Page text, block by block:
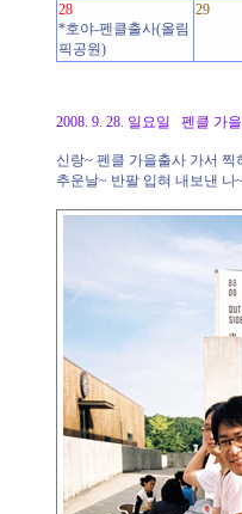
28
*호야-펜클출사(올림
픽공원)
29
2008. 9. 28. 일요일 펜클 가
신랑~ 펜클 가을출사 가서 찍
추운날~ 반팔 입혀 내보낸